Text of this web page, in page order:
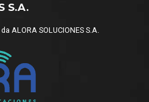
S.A.
ALORA SOLUCIONES S.A.